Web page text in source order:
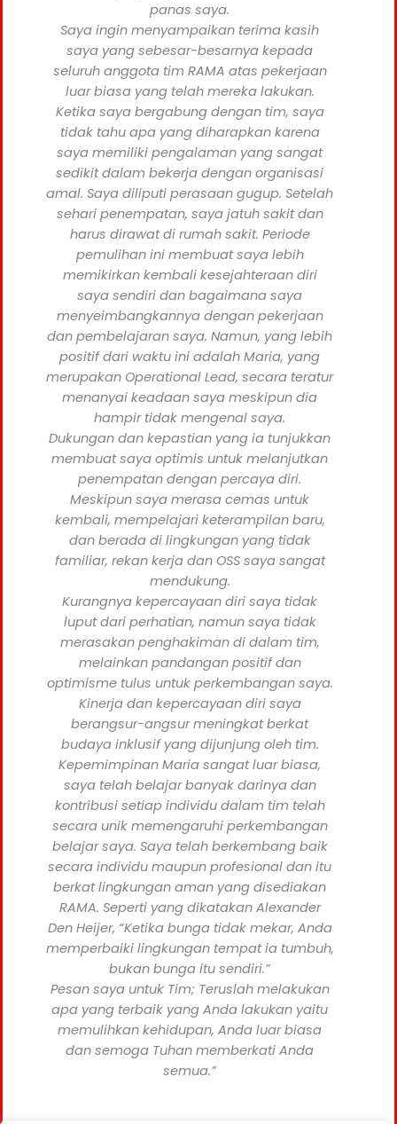
panas saya.
Saya ingin menyampaikan terima kasih
saya yang sebesar-besarnya kepada
seluruh anggota tim RAMA atas pekerjaan
luar biasa yang telah mereka lakukan.
Ketika saya bergabung dengan tim, saya
tidak tahu apa yang diharapkan karena
saya memiliki pengalaman yang sangat
sedikit dalam bekerja dengan organisasi
amal. Saya diliputi perasaan gugup. Setelah
sehari penempatan, saya jatuh sakit dan
harus dirawat di rumah sakit. Periode
pemulihan ini membuat saya lebih
memikirkan kembali kesejahteraan diri
saya sendiri dan bagaimana saya
menyeimbangkannya dengan pekerjaan
dan pembelajaran saya. Namun, yang lebih
positif dari waktu ini adalah Maria, yang
merupakan Operational Lead, secara teratur
menanyai keadaan saya meskipun dia
hampir tidak mengenal saya.
Dukungan dan kepastian yang ia tunjukkan
membuat saya optimis untuk melanjutkan
penempatan dengan percaya diri.
Meskipun saya merasa cemas untuk
kembali, mempelajari keterampilan baru,
dan berada di lingkungan yang tidak
familiar, rekan kerja dan OSS saya sangat
mendukung.
Kurangnya kepercayaan diri saya tidak
luput dari perhatian, namun saya tidak
merasakan penghakiman di dalam tim,
melainkan pandangan positif dan
optimisme tulus untuk perkembangan saya.
Kinerja dan kepercayaan diri saya
berangsur-angsur meningkat berkat
budaya inklusif yang dijunjung oleh tim.
Kepemimpinan Maria sangat luar biasa,
saya telah belajar banyak darinya dan
kontribusi setiap individu dalam tim telah
secara unik memengaruhi perkembangan
belajar saya. Saya telah berkembang baik
secara individu maupun profesional dan itu
berkat lingkungan aman yang disediakan
RAMA. Seperti yang dikatakan Alexander
Den Heijer, “Ketika bunga tidak mekar, Anda
memperbaiki lingkungan tempat ia tumbuh,
bukan bunga itu sendiri.”
Pesan saya untuk Tim; Teruslah melakukan
apa yang terbaik yang Anda lakukan yaitu
memulihkan kehidupan, Anda luar biasa
dan semoga Tuhan memberkati Anda
semua.”
Urdu